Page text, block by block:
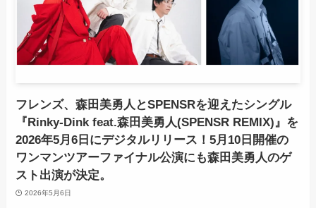
フレンズ、森田美勇人とSPENSRを迎えたシングル
『Rinky-Dink feat.森田美勇人(SPENSR REMIX)』を
2026年5月6日にデジタルリリース！5月10日開催の
ワンマンツアーファイナル公演にも森田美勇人のゲ
スト出演が決定。
2026年5月6日